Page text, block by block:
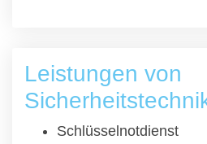
Leistungen von
Schlüsselnotdienst